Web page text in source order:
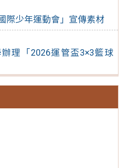
際少年運動會」宣傳素材
理「2026運管盃3×3籃球